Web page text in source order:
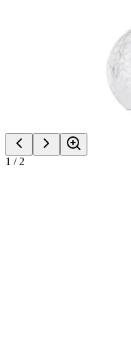
1 / 2